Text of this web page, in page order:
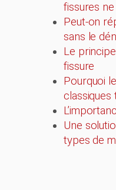
fissures
Peut-on
sans le
Le
fissure
Pourquoi
classiques
Une
types de